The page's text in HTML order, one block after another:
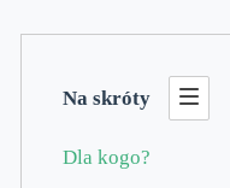
Na skróty
Dla kogo?